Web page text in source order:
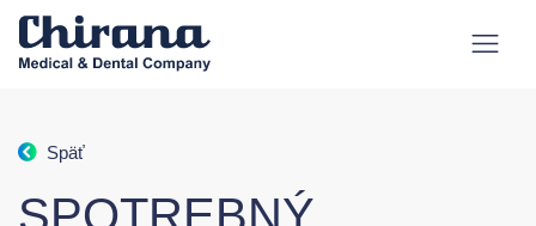
Späť
SPOTREBNÝ